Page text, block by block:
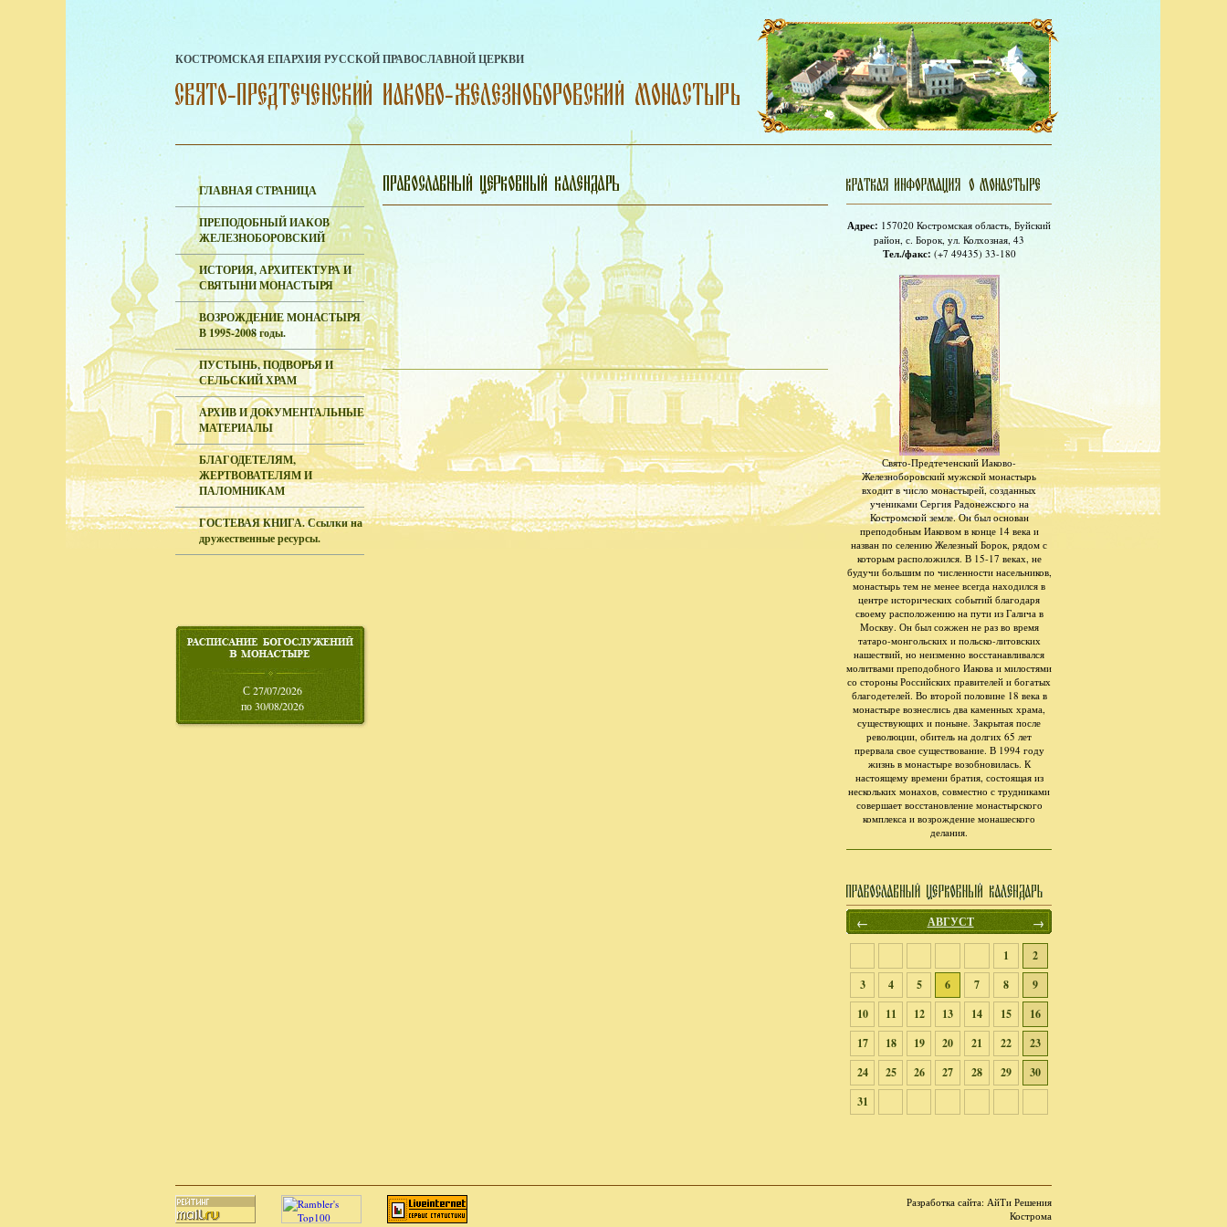
КОСТРОМСКАЯ ЕПАРХИЯ РУССКОЙ ПРАВОСЛАВНОЙ ЦЕРКВИ
ГЛАВНАЯ СТРАНИЦА
ПРЕПОДОБНЫЙ ИАКОВ
ЖЕЛЕЗНОБОРОВСКИЙ
ИСТОРИЯ, АРХИТЕКТУРА И
СВЯТЫНИ МОНАСТЫРЯ
ВОЗРОЖДЕНИЕ МОНАСТЫРЯ
В 1995-2008 годы.
ПУСТЫНЬ, ПОДВОРЬЯ И
СЕЛЬСКИЙ ХРАМ
АРХИВ И ДОКУМЕНТАЛЬНЫЕ
МАТЕРИАЛЫ
БЛАГОДЕТЕЛЯМ,
ЖЕРТВОВАТЕЛЯМ И
ПАЛОМНИКАМ
ГОСТЕВАЯ КНИГА. Ссылки на
дружественные ресурсы.
С 27/07/2026
по 30/08/2026
Адрес: 157020 Костромская область, Буйский
район, с. Борок, ул. Колхозная, 43
Тел./факс: (+7 49435) 33-180
Свято-Предтеченский Иаково-
Железноборовский мужской монастырь
входит в число монастырей, созданных
учениками Сергия Радонежского на
Костромской земле. Он был основан
преподобным Иаковом в конце 14 века и
назван по селению Железный Борок, рядом с
которым расположился. В 15-17 веках, не
будучи большим по численности насельников,
монастырь тем не менее всегда находился в
центре исторических событий благодаря
своему расположению на пути из Галича в
Москву. Он был сожжен не раз во время
татаро-монгольских и польско-литовских
нашествий, но неизменно восстанавливался
молитвами преподобного Иакова и милостями
со стороны Российских правителей и богатых
благодетелей. Во второй половине 18 века в
монастыре вознеслись два каменных храма,
существующих и поныне. Закрытая после
революции, обитель на долгих 65 лет
прервала свое существование. В 1994 году
жизнь в монастыре возобновилась. К
настоящему времени братия, состоящая из
нескольких монахов, совместно с трудниками
совершает восстановление монастырского
комплекса и возрождение монашеского
делания.
← АВГУСТ →
1
2
3
4 5 6 7 8
9
10
11 12 13 14 15
16
17
18 19 20 21 22
23
24
25 26 27 28 29
30
31
Разработка сайта: АйТи Решения
Кострома